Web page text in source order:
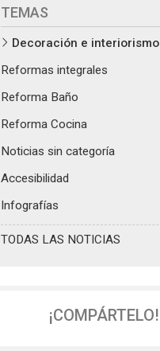
TEMAS
TODAS LAS NOTICIAS
Decoración e interiorismo
Reformas integrales
Reforma Baño
Reforma Cocina
Noticias sin categoría
Accesibilidad
Infografías
¡COMPÁRTELO!